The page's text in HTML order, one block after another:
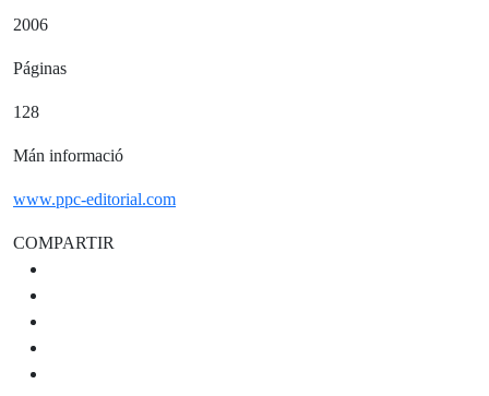
2006
Páginas
128
Mán informació
www.ppc-editorial.com
COMPARTIR